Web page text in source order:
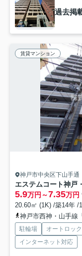
過去掲
賃貸マンション
神戸市中央区下山手通
エステムコート神戸
5.9万円～7.35万円
20.60㎡ (1K) /築14年 /
神戸市西神・山手線
駐輪場 オートロック
インターネット対応